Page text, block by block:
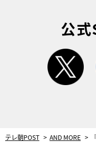
公式
テレ朝POST AND MORE